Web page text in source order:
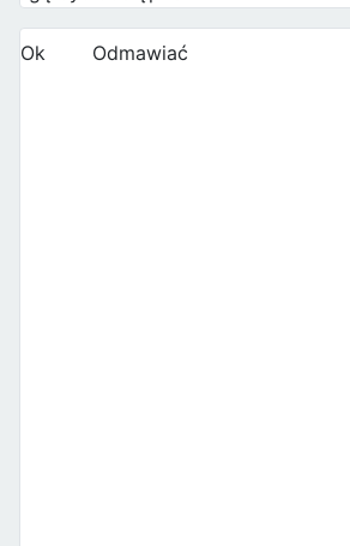
Ok
Odmawiać